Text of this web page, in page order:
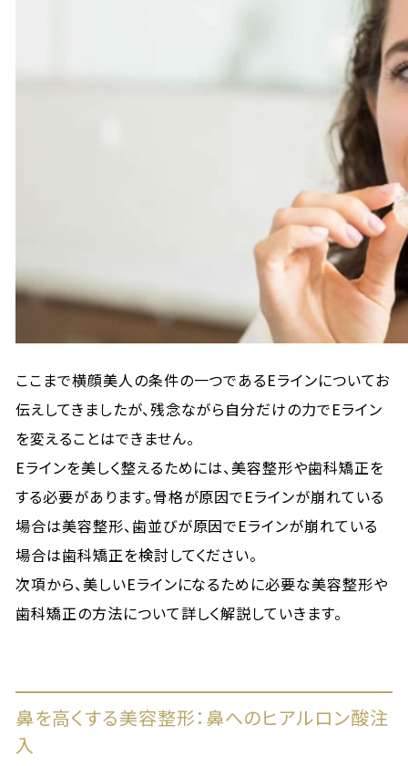
ここまで横顔美人の条件の一つであるEラインについてお
伝えしてきましたが、残念ながら自分だけの力でEライン
を変えることはできません。
Eラインを美しく整えるためには、美容整形や歯科矯正を
する必要があります。骨格が原因でEラインが崩れている
場合は美容整形、歯並びが原因でEラインが崩れている
場合は歯科矯正を検討してください。
次項から、美しいEラインになるために必要な美容整形や
歯科矯正の方法について詳しく解説していきます。
鼻を高くする美容整形：鼻へのヒアルロン酸注
入